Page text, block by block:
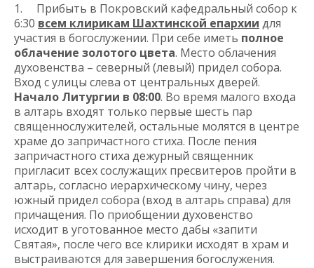
1. Прибыть в Покровский кафедральный собор к
6:30 всем клирикам Шахтинской епархии для
участия в богослужении. При себе иметь полное
облачение золотого цвета. Место облачения
духовенства – северный (левый) придел собора.
Вход с улицы слева от центральных дверей.
Начало Литургии в 08:00. Во время малого входа
в алтарь входят только первые шесть пар
священнослужителей, остальные молятся в центре
храме до запричастного стиха. После пения
запричастного стиха дежурный священник
пригласит всех сослужащих пресвитеров пройти в
алтарь, согласно иерархическому чину, через
южный придел собора (вход в алтарь справа) для
причащения. По приобщении духовенство
исходит в уготованное место дабы «запити
Святая», после чего все клирики исходят в храм и
выстраиваются для завершения богослужения.